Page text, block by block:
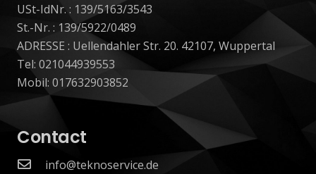
USt-IdNr. : 139/5163/3543
St.-Nr. : 139/5922/0489
ADRESSE : Uellendahler Str. 20. 42107, Wuppertal
Tel: 021044939553
Mobil: 017632903852
Contact
info@teknoservice.de